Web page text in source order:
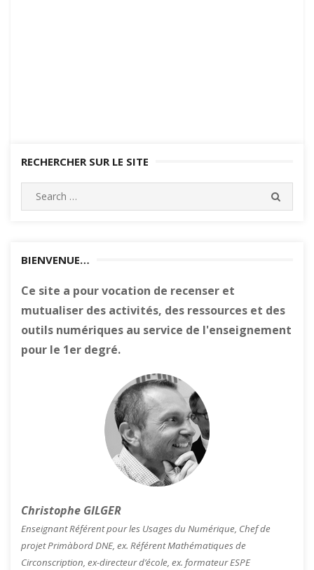
RECHERCHER SUR LE SITE
Search
for:
BIENVENUE…
Ce site a pour vocation de recenser et
mutualiser des activités, des ressources et des
outils numériques au service de l'enseignement
pour le 1er degré.
Christophe GILGER
Enseignant Référent pour les Usages du Numérique, Chef de
projet Primàbord DNE, ex. Référent Mathématiques de
Circonscription, ex-directeur d’école, ex. formateur ESPE